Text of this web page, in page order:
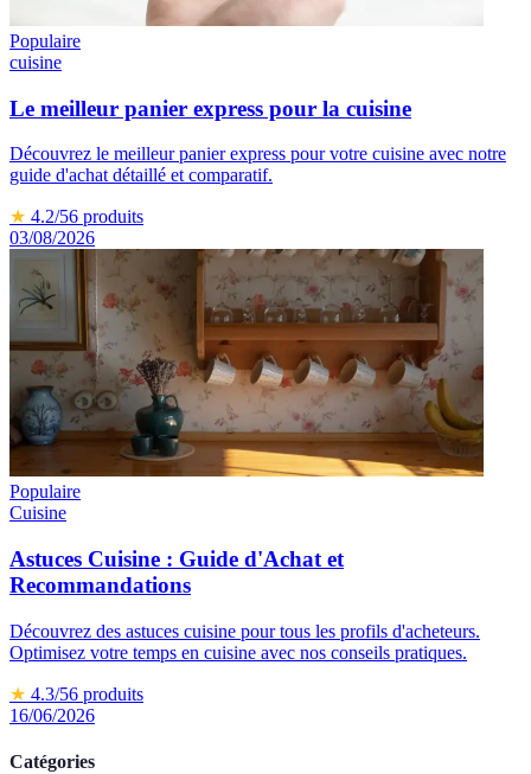
Populaire
cuisine
Le meilleur panier express pour la cuisine
Découvrez le meilleur panier express pour votre cuisine avec notre
guide d'achat détaillé et comparatif.
★ 4.2/56 produits
03/08/2026
Populaire
Cuisine
Astuces Cuisine : Guide d'Achat et
Recommandations
Découvrez des astuces cuisine pour tous les profils d'acheteurs.
Optimisez votre temps en cuisine avec nos conseils pratiques.
★ 4.3/56 produits
16/06/2026
Catégories